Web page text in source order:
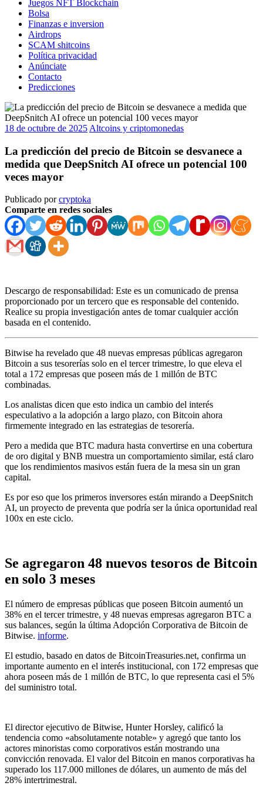
Juegos NFT Blockchain
Bolsa
Finanzas e inversion
Airdrops
SCAM shitcoins
Política privacidad
Anúnciate
Contacto
Predicciones
18 de octubre de 2025 Altcoins y criptomonedas
La predicción del precio de Bitcoin se desvanece a
medida que DeepSnitch AI ofrece un potencial 100
veces mayor
Publicado porcryptoka
Comparte en redes sociales
Descargo de responsabilidad: Este es un comunicado de prensa
proporcionado por un tercero que es responsable del contenido.
Realice su propia investigación antes de tomar cualquier acción
basada en el contenido.
Bitwise ha revelado que 48 nuevas empresas públicas agregaron
Bitcoin a sus tesorerías solo en el tercer trimestre, lo que eleva el
total a 172 empresas que poseen más de 1 millón de BTC
combinadas.
Los analistas dicen que esto indica un cambio del interés
especulativo a la adopción a largo plazo, con Bitcoin ahora
firmemente integrado en las estrategias de tesorería.
Pero a medida que BTC madura hasta convertirse en una cobertura
de oro digital y BNB muestra un comportamiento similar, está claro
que los rendimientos masivos están fuera de la mesa sin un gran
capital.
Es por eso que los primeros inversores están mirando a DeepSnitch
AI, un proyecto de preventa que podría ser la única oportunidad real
100x en este ciclo.
Se agregaron 48 nuevos tesoros de Bitcoin
en solo 3 meses
El número de empresas públicas que poseen Bitcoin aumentó un
38% en el tercer trimestre, y 48 nuevas empresas agregaron BTC a
sus balances, según la última Adopción Corporativa de Bitcoin de
Bitwise. informe.
El estudio, basado en datos de BitcoinTreasuries.net, confirma un
importante aumento en el interés institucional, con 172 empresas que
ahora poseen más de 1 millón de BTC, lo que representa casi el 5%
del suministro total.
El director ejecutivo de Bitwise, Hunter Horsley, calificó la
tendencia como «absolutamente notable» y agregó que tanto los
actores minoristas como corporativos están mostrando una
convicción renovada. El valor del Bitcoin en manos corporativas ha
superado los 117.000 millones de dólares, un aumento de más del
28% intertrimestral.